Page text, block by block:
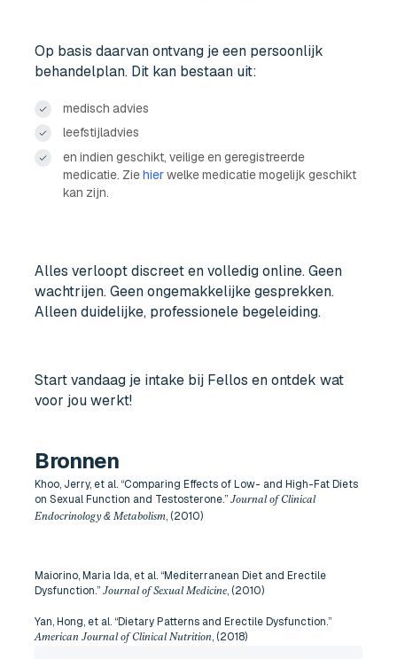
Op basis daarvan ontvang je een persoonlijk
behandelplan. Dit kan bestaan uit:
medisch advies
leefstijladvies
en indien geschikt, veilige en geregistreerde
medicatie. Ziehierwelke medicatie mogelijk geschikt
kan zijn.
Alles verloopt discreet en volledig online. Geen
wachtrijen. Geen ongemakkelijke gesprekken.
Alleen duidelijke, professionele begeleiding.
Start vandaag je intake bij Fellos en ontdek wat
voor jou werkt!
Bronnen
Khoo, Jerry, et al. “Comparing Effects of Low- and High-Fat Diets
on Sexual Function and Testosterone.”Journal of Clinical
Endocrinology & Metabolism , (2010)
Maiorino, Maria Ida, et al. “Mediterranean Diet and Erectile
Dysfunction.”Journal of Sexual Medicine, (2010)
Yan, Hong, et al. “Dietary Patterns and Erectile Dysfunction.”
American Journal of Clinical Nutrition, (2018)